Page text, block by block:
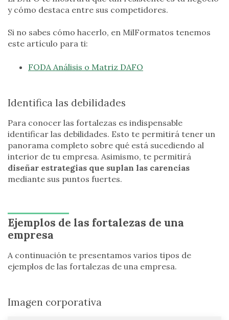
y cómo destaca entre sus competidores.
Si no sabes cómo hacerlo, en MilFormatos tenemos
este artículo para ti:
FODA Análisis o Matriz DAFO
Identifica las debilidades
Para conocer las fortalezas es indispensable
identificar las debilidades. Esto te permitirá tener un
panorama completo sobre qué está sucediendo al
interior de tu empresa. Asimismo, te permitirá
diseñar estrategias que suplan las carencias
mediante sus puntos fuertes.
Ejemplos de las fortalezas de una
empresa
A continuación te presentamos varios tipos de
ejemplos de las fortalezas de una empresa.
Imagen corporativa